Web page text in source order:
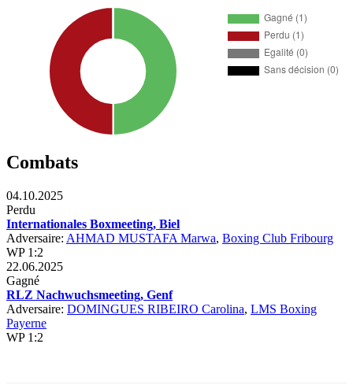
Combats
04.10.2025
Perdu
Internationales Boxmeeting, Biel
Adversaire: AHMAD MUSTAFA Marwa, Boxing Club Fribourg
WP 1:2
22.06.2025
Gagné
RLZ Nachwuchsmeeting, Genf
Adversaire: DOMINGUES RIBEIRO Carolina, LMS Boxing
Payerne
WP 1:2